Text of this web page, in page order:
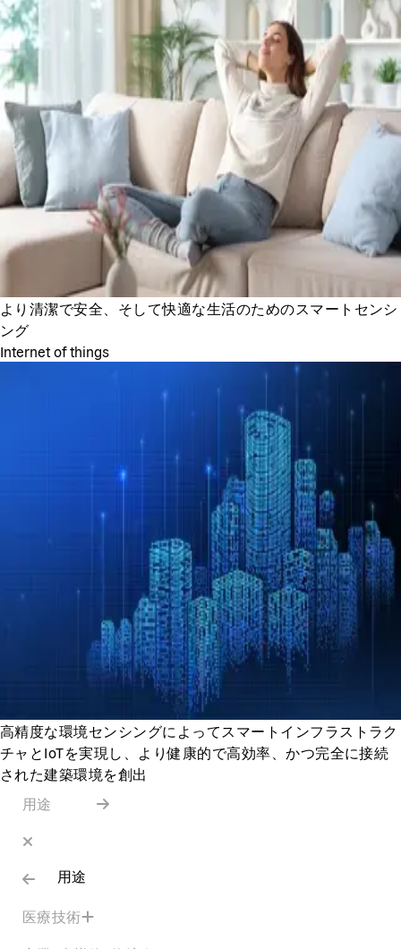
より清潔で安全、そして快適な生活のためのスマートセンシ
ング
Internet of things
高精度な環境センシングによってスマートインフラストラク
チャとIoTを実現し、より健康的で高効率、かつ完全に接続
された建築環境を創出
用途
用途
医療技術